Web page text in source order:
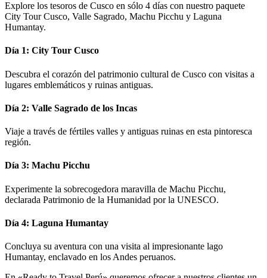
Explore los tesoros de Cusco en sólo 4 días con nuestro paquete
City Tour Cusco, Valle Sagrado, Machu Picchu y Laguna
Humantay.
Día 1: City Tour Cusco
Descubra el corazón del patrimonio cultural de Cusco con visitas a
lugares emblemáticos y ruinas antiguas.
Día 2: Valle Sagrado de los Incas
Viaje a través de fértiles valles y antiguas ruinas en esta pintoresca
región.
Día 3: Machu Picchu
Experimente la sobrecogedora maravilla de Machu Picchu,
declarada Patrimonio de la Humanidad por la UNESCO.
Día 4: Laguna Humantay
Concluya su aventura con una visita al impresionante lago
Humantay, enclavado en los Andes peruanos.